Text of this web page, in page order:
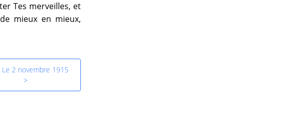
Tes merveilles, et
mieux en mieux,
Le 2 novembre 1915
>